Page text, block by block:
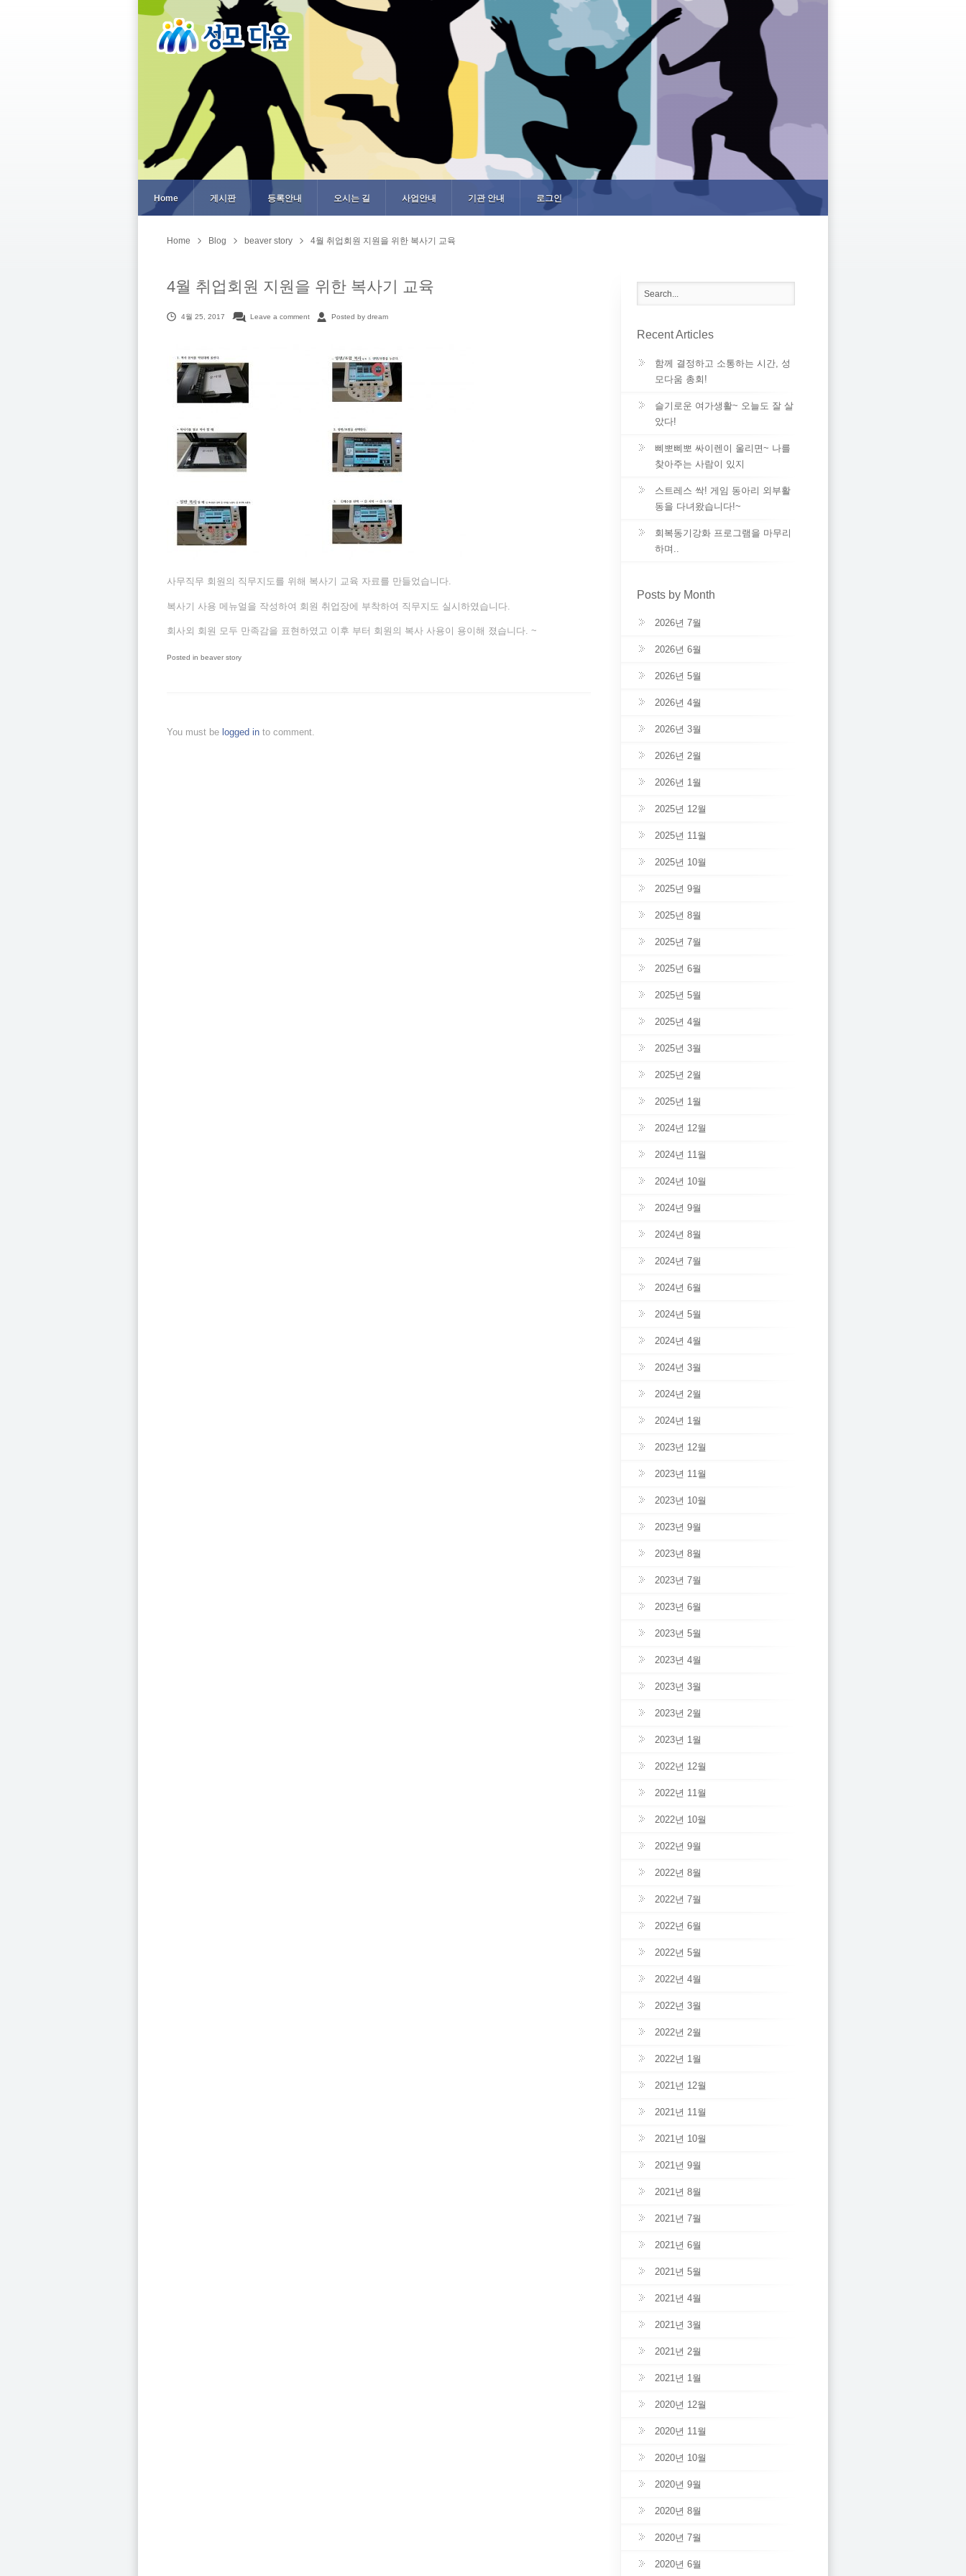
Home 게시판 등록안내 오시는 길 사업안내 기관 안내 로그인
Home Blog beaver story 4월 취업회원 지원을 위한 복사기 교육
4월 취업회원 지원을 위한 복사기 교육
4월 25, 2017 Leave a comment Posted by dream
사무직무 회원의 직무지도를 위해 복사기 교육 자료를 만들었습니다.
복사기 사용 메뉴얼을 작성하여 회원 취업장에 부착하여 직무지도 실시하였습니다.
회사외 회원 모두 만족감을 표현하였고 이후 부터 회원의 복사 사용이 용이해 졌습니다. ~
Posted in beaver story
You must be logged in to comment.
Recent Articles
함께 결정하고 소통하는 시간, 성
모다움 총회!
슬기로운 여가생활~ 오늘도 잘 살
았다!
삐뽀삐뽀 싸이렌이 울리면~ 나를
찾아주는 사람이 있지
스트레스 싹! 게임 동아리 외부활
동을 다녀왔습니다!~
회복동기강화 프로그램을 마무리
하며..
Posts by Month
2026년 7월
2026년 6월
2026년 5월
2026년 4월
2026년 3월
2026년 2월
2026년 1월
2025년 12월
2025년 11월
2025년 10월
2025년 9월
2025년 8월
2025년 7월
2025년 6월
2025년 5월
2025년 4월
2025년 3월
2025년 2월
2025년 1월
2024년 12월
2024년 11월
2024년 10월
2024년 9월
2024년 8월
2024년 7월
2024년 6월
2024년 5월
2024년 4월
2024년 3월
2024년 2월
2024년 1월
2023년 12월
2023년 11월
2023년 10월
2023년 9월
2023년 8월
2023년 7월
2023년 6월
2023년 5월
2023년 4월
2023년 3월
2023년 2월
2023년 1월
2022년 12월
2022년 11월
2022년 10월
2022년 9월
2022년 8월
2022년 7월
2022년 6월
2022년 5월
2022년 4월
2022년 3월
2022년 2월
2022년 1월
2021년 12월
2021년 11월
2021년 10월
2021년 9월
2021년 8월
2021년 7월
2021년 6월
2021년 5월
2021년 4월
2021년 3월
2021년 2월
2021년 1월
2020년 12월
2020년 11월
2020년 10월
2020년 9월
2020년 8월
2020년 7월
2020년 6월